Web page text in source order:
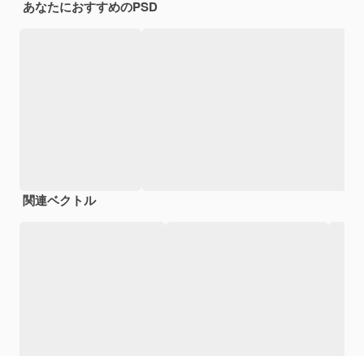
あなたにおすすめのPSD
関連ベクトル